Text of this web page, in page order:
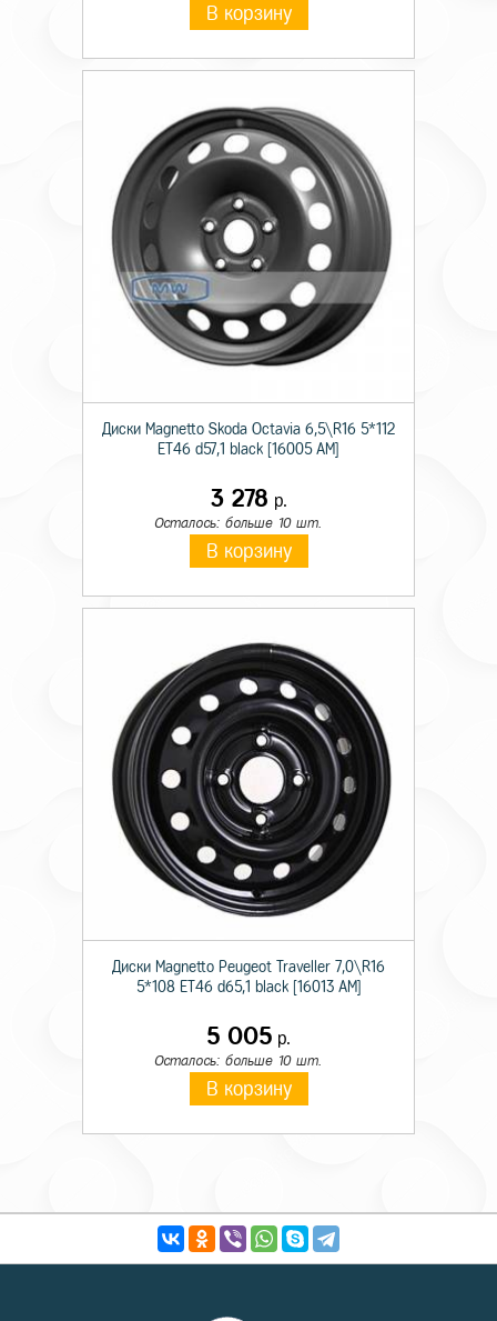
В корзину
Диски Magnetto Skoda Octavia 6,5\R16 5*112
ET46 d57,1 black [16005 AM]
3 278 р.
Осталось: больше 10 шт.
В корзину
Диски Magnetto Peugeot Traveller 7,0\R16
5*108 ET46 d65,1 black [16013 AM]
5 005 р.
Осталось: больше 10 шт.
В корзину